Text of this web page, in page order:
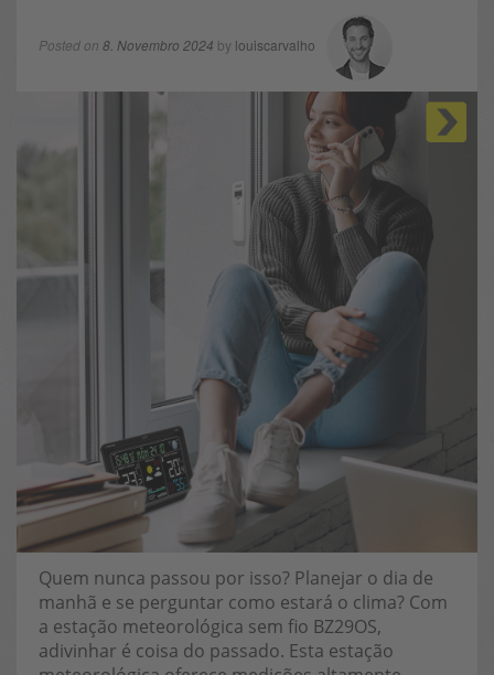
Posted on 8. Novembro 2024 by louiscarvalho
Quem nunca passou por isso? Planejar o dia de
manhã e se perguntar como estará o clima? Com
a estação meteorológica sem fio BZ29OS,
adivinhar é coisa do passado. Esta estação